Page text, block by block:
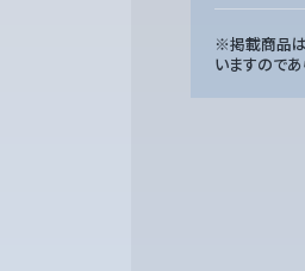
※掲載商品は
いますのであ